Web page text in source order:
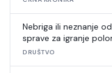
Nebriga ili neznanje
sprave za igranje
DRUŠTVO